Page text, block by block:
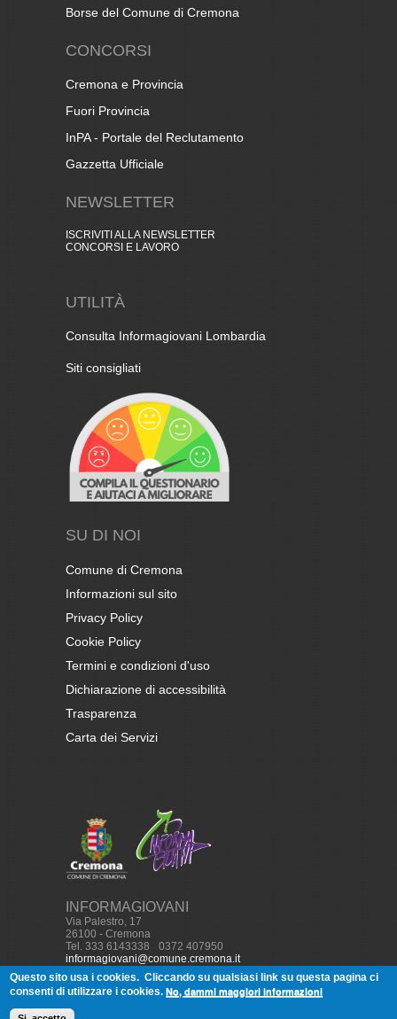
Borse del Comune di Cremona
CONCORSI
Cremona e Provincia
Fuori Provincia
InPA - Portale del Reclutamento
Gazzetta Ufficiale
NEWSLETTER
ISCRIVITI ALLA NEWSLETTER
CONCORSI E LAVORO
UTILITÀ
Consulta Informagiovani Lombardia
Siti consigliati
SU DI NOI
Comune di Cremona
Informazioni sul sito
Privacy Policy
Cookie Policy
Termini e condizioni d'uso
Dichiarazione di accessibilità
Trasparenza
Carta dei Servizi
INFORMAGIOVANI
Via Palestro, 17
26100 - Cremona
Tel. 333 6143338
0372 407950
informagiovani@comune.cremona.it
© Copyright, 2013
Questo sito usa i cookies. Cliccando su qualsiasi link su questa pagina ci
consenti di utilizzare i cookies. No, dammi maggiori informazioni